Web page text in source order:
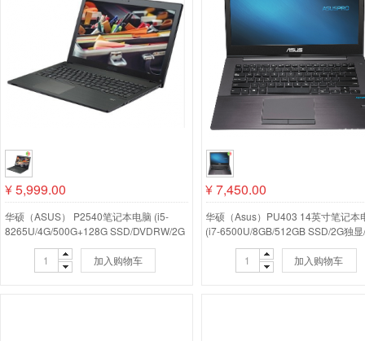
¥5,999.00
华硕（ASUS） P2540笔记本电脑 (i5-
8265U/4G/500G+128G SSD/DVDRW/2G
独显/15.6寸)
加入购物车
¥7,450.00
华硕（Asus）PU403 14英寸笔记本
(i7-6500U/8GB/512GB SSD/2G独
驱)黑色
加入购物车